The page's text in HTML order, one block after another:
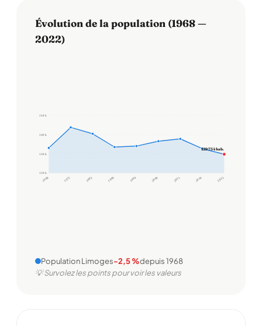
Évolution de la population (1968 —
2022)
120 k
130 k
140 k
150 k
1968 1975 1982 1990 1999 2006 2011 2016 2022
129 754 hab.
Population Limoges-2,5 %depuis 1968
💡 Survolez les points pour voir les valeurs